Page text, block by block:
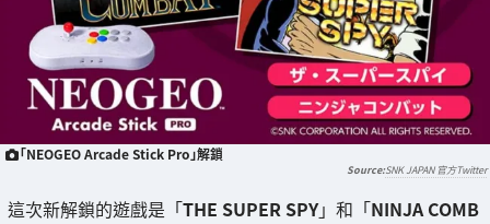
「NEOGEO Arcade Stick Pro」解鎖
SNK JAPAN 官方Twitter
這次新解鎖的遊戲是「THE SUPER SPY」和「NINJA COMB